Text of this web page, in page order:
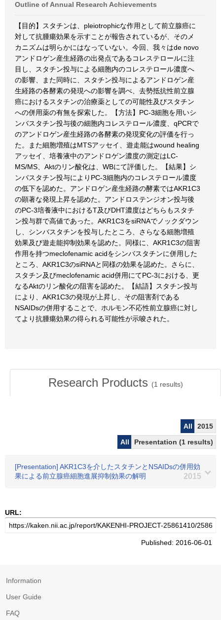
Outline of Annual Research Achievements
【目的】スタチンは、pleiotrophicな作用として前立腺癌に
対して抗腫瘍効果を示すことが報告されているが、そのメ
カニズムは明らかにはなっていない。今回、我々はde novo
アンドロゲン産生経路の出発点であるコレステロールに注
目し、スタチン投与による細胞内のコレステロール濃度へ
の影響、また同時に、スタチン投与によるアンドロゲン産
生経路の各酵素の発現への影響を調べ、去勢抵抗性前立腺
癌におけるスタチンの治療薬としての可能性及びスタチン
への併用薬の有無を探索した。【方法】PC-3細胞を用いシ
ンバスタチン投与後の細胞内コレステロール濃度、qPCRで
のアンドロゲン産生経路の各酵素の発現変化の評価を行っ
た。また細胞増殖はMTSアッセイ、遊走能はwound healing
アッセイ、培養液中のアンドロゲン濃度の測定はLC-
MS/MS、Aktのリン酸化は、WBにて評価した。【結果】シ
ンバスタチン投与によりPC-3細胞内のコレステロール濃度
の低下を認めた。アンドロゲン産生経路の酵素ではAKR1C3
の顕著な発現上昇を認めた。アンドロステンジオン投与後
のPC-3培養液中におけるT及びDHT濃度はどちらもスタチ
ン投与群で高値であった。AKR1C3をsiRNAでノックダウン
し、シンバスタチンを投与したところ、さらなる細胞増殖
効果及び遊走能抑制効果を認めた。同様に、AKR1C3の阻害
作用を持つmeclofenamic acidをシンバスタチンに併用した
ところ、AKR1C3のsiRNAと同様の効果を認めた。さらに、
スタチン及びmeclofenamic acid併用にてPC-3における、更
なるAktのリン酸化の阻害を認めた。【結語】スタチン投与
により、AKR1C3の発現が上昇し、その阻害剤である
NSAIDsの併用することで、ホルモン不応性前立腺癌に対し
てより抗腫瘍効果の得られる可能性が示唆された。
Research Products (1 results)
All
2015
All
Presentation (1 results)
[Presentation] AKR1C3を介したスタチンとNSAIDsの併用効
果による前立腺癌細胞進展抑制効果の解明
2015
URL:
Published: 2016-06-01
Information
User Guide
FAQ